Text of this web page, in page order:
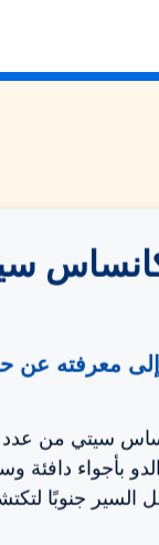
إلى معرفته
سيتي من عدد
بأجواء دافئة
السير جنوبًا